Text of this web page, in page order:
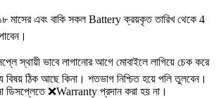
এবং বাকি সকল Battery ক্রয়কৃত তারিখ থেকে 4
স্থায়ী ভাবে লাগানোর আগে মোবাইলে লাগিয়ে চেক করে
বিষয় ঠিক আছে কিনা। শতভাগ নিশ্চিত হয়ে পলি তুলবেন।
ডিসপ্লেতে ❌Warranty প্রদান করা হয় না।